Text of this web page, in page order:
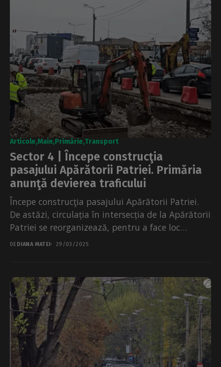
Articole Main Primărie Transport
Sector 4 | Începe construcţia
pasajului Apărătorii Patriei. Primăria
anunţă devierea traficului
Începe construcţia pasajului Apărătorii Patriei.
De astăzi, circulația în intersecția de la Apărătorii
Patriei se reorganizează, pentru a face loc
utilajelor de mare...
DE DIANA MATEI 29/03/2025